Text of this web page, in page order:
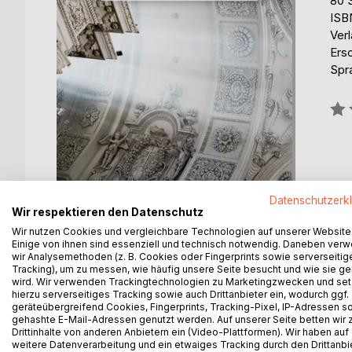
BESCHREIBUNG AUTOR/IN
Wir respektieren den Datenschutz
Wir nutzen Cookies und vergleichbare Technologien auf unserer
Einige von ihnen sind essenziell und technisch notwendig. Daneben
wir Analysemethoden (z. B. Cookies oder Fingerprints sowie
Tracking), um zu messen, wie häufig unsere Seite besucht und wie sie
wird. Wir verwenden Trackingtechnologien zu Marketingzwecken und
hierzu serverseitiges Tracking sowie auch Drittanbieter ein, wodurch ggf.
geräteübergreifend Cookies, Fingerprints, Tracking-Pixel, IP-Adressen
gehashte E-Mail-Adressen genutzt werden. Auf unserer Seite betten wir
Drittinhalte von anderen Anbietern ein (Video-Plattformen). Wir haben auf
weitere Datenverarbeitung und ein etwaiges Tracking durch den